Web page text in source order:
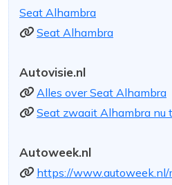
Seat Alhambra
Seat Alhambra
Autovisie.nl
Alles over Seat Alhambra
Seat zwaait Alhambra nu
Autoweek.nl
https://www.autoweek.nl/